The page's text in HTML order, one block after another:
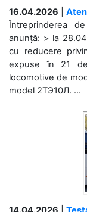
16.04.2026
Întreprinderea
anunță: > la
cu reducere
expuse în 21
locomotive de
model 2ТЭ10Л. ...